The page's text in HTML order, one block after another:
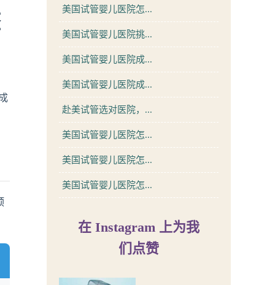
美国试管婴儿医院怎...
美国试管婴儿医院挑...
美国试管婴儿医院成...
美国试管婴儿医院成...
赴美试管选对医院，...
美国试管婴儿医院怎...
美国试管婴儿医院怎...
美国试管婴儿医院怎...
在 Instagram 上为我
们点赞